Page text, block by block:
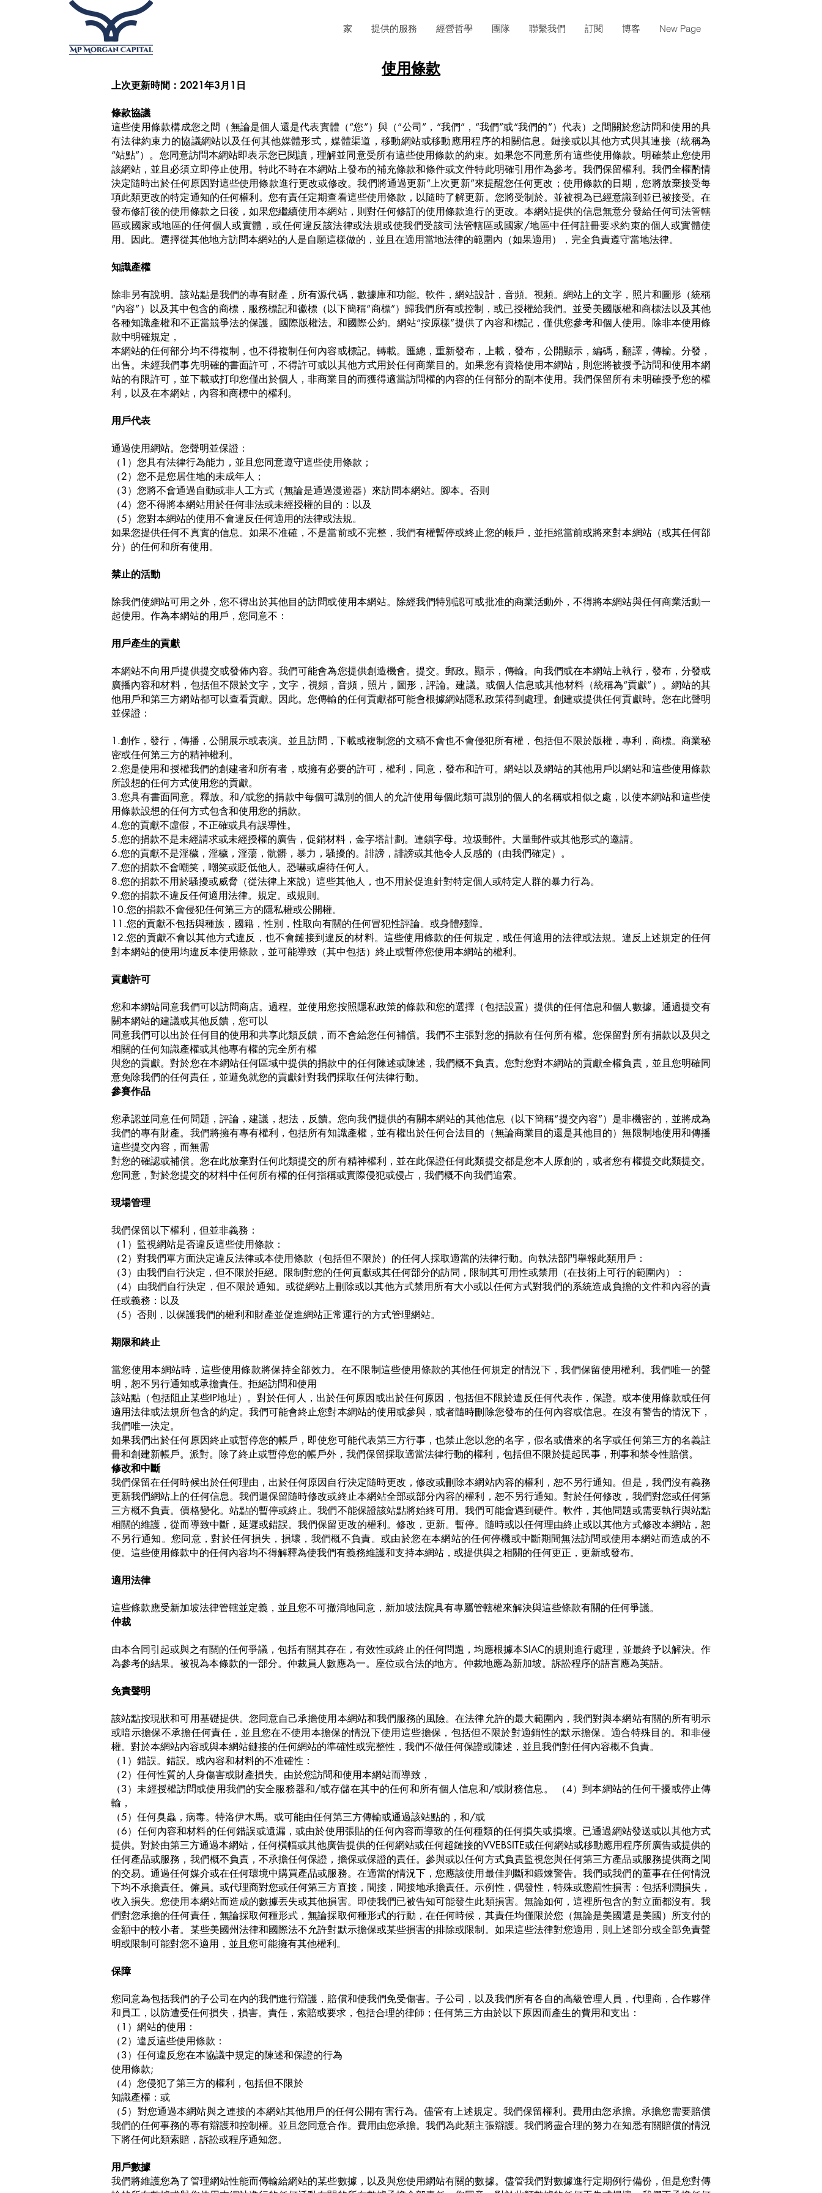
家 提供的服務 經營哲學 團隊 聯繫我們 訂閱 博客 New Page
使用條款
上次更新時間：2021年3月1日
條款協議
這些使用條款構成您之間（無論是個人還是代表實體（“您”）與（“公司”，“我們”，“我們”或“我們的”）代表）之間關於您訪問和使用的具
有法律約束力的協議網站以及任何其他媒體形式，媒體渠道，移動網站或移動應用程序的相關信息。鏈接或以其他方式與其連接（統稱為
“站點”）。您同意訪問本網站即表示您已閱讀，理解並同意受所有這些使用條款的約束。如果您不同意所有這些使用條款。明確禁止您使用
該網站，並且必須立即停止使用。特此不時在本網站上發布的補充條款和條件或文件特此明確引用作為參考。我們保留權利。我們全權酌情
決定隨時出於任何原因對這些使用條款進行更改或修改。我們將通過更新“上次更新”來提醒您任何更改；使用條款的日期，您將放棄接受每
項此類更改的特定通知的任何權利。您有責任定期查看這些使用條款，以隨時了解更新。您將受制於。並被視為已經意識到並已被接受。在
發布修訂後的使用條款之日後，如果您繼續使用本網站，則對任何修訂的使用條款進行的更改。本網站提供的信息無意分發給任何司法管轄
區或國家或地區的任何個人或實體，或任何違反該法律或法規或使我們受該司法管轄區或國家/地區中任何註冊要求約束的個人或實體使
用。因此。選擇從其他地方訪問本網站的人是自願這樣做的，並且在適用當地法律的範圍內（如果適用），完全負責遵守當地法律。
知識產權
除非另有說明。該站點是我們的專有財產，所有源代碼，數據庫和功能。軟件，網站設計，音頻。視頻。網站上的文字，照片和圖形（統稱
“內容”）以及其中包含的商標，服務標記和徽標（以下簡稱“商標”）歸我們所有或控制，或已授權給我們。並受美國版權和商標法以及其他
各種知識產權和不正當競爭法的保護。國際版權法。和國際公約。網站“按原樣”提供了內容和標記，僅供您參考和個人使用。除非本使用條
款中明確規定，
本網站的任何部分均不得複制，也不得複制任何內容或標記。轉載。匯總，重新發布，上載，發布，公開顯示，編碼，翻譯，傳輸。分發，
出售。未經我們事先明確的書面許可，不得許可或以其他方式用於任何商業目的。如果您有資格使用本網站，則您將被授予訪問和使用本網
站的有限許可，並下載或打印您僅出於個人，非商業目的而獲得適當訪問權的內容的任何部分的副本使用。我們保留所有未明確授予您的權
利，以及在本網站，內容和商標中的權利。
用戶代表
通過使用網站。您聲明並保證：
（1）您具有法律行為能力，並且您同意遵守這些使用條款；
（2）您不是您居住地的未成年人；
（3）您將不會通過自動或非人工方式（無論是通過漫遊器）來訪問本網站。腳本。否則
（4）您不得將本網站用於任何非法或未經授權的目的：以及
（5）您對本網站的使用不會違反任何適用的法律或法規。
如果您提供任何不真實的信息。如果不准確，不是當前或不完整，我們有權暫停或終止您的帳戶，並拒絕當前或將來對本網站（或其任何部
分）的任何和所有使用。
禁止的活動
除我們使網站可用之外，您不得出於其他目的訪問或使用本網站。除經我們特別認可或批准的商業活動外，不得將本網站與任何商業活動一
起使用。作為本網站的用戶，您同意不：
用戶產生的貢獻
本網站不向用戶提供提交或發佈內容。我們可能會為您提供創造機會。提交。郵政。顯示，傳輸。向我們或在本網站上執行，發布，分發或
廣播內容和材料，包括但不限於文字，文字，視頻，音頻，照片，圖形，評論。建議。或個人信息或其他材料（統稱為“貢獻”）。 網站的其
他用戶和第三方網站都可以查看貢獻。 因此。您傳輸的任何貢獻都可能會根據網站隱私政策得到處理。創建或提供任何貢獻時。您在此聲明
並保證：
1.創作，發行，傳播，公開展示或表演。並且訪問，下載或複制您的文稿不會也不會侵犯所有權，包括但不限於版權，專利，商標。商業秘
密或任何第三方的精神權利。
2.您是使用和授權我們的創建者和所有者，或擁有必要的許可，權利，同意，發布和許可。網站以及網站的其他用戶以網站和這些使用條款
所設想的任何方式使用您的貢獻。
3.您具有書面同意。釋放。和/或您的捐款中每個可識別的個人的允許使用每個此類可識別的個人的名稱或相似之處，以使本網站和這些使
用條款設想的任何方式包含和使用您的捐款。
4.您的貢獻不虛假，不正確或具有誤導性。
5.您的捐款不是未經請求或未經授權的廣告，促銷材料，金字塔計劃。連鎖字母。垃圾郵件。大量郵件或其他形式的邀請。
6.您的貢獻不是淫穢，淫穢，淫蕩，骯髒，暴力，騷擾的。誹謗，誹謗或其他令人反感的（由我們確定）。
7.您的捐款不會嘲笑，嘲笑或貶低他人。恐嚇或虐待任何人。
8.您的捐款不用於騷擾或威脅（從法律上來說）這些其他人，也不用於促進針對特定個人或特定人群的暴力行為。
9.您的捐款不違反任何適用法律。規定。或規則。
10.您的捐款不會侵犯任何第三方的隱私權或公開權。
11.您的貢獻不包括與種族，國籍，性別，性取向有關的任何冒犯性評論。或身體殘障。
12.您的貢獻不會以其他方式違反，也不會鏈接到違反的材料。這些使用條款的任何規定，或任何適用的法律或法規。違反上述規定的任何
對本網站的使用均違反本使用條款，並可能導致（其中包括）終止或暫停您使用本網站的權利。
貢獻許可
您和本網站同意我們可以訪問商店。過程。並使用您按照隱私政策的條款和您的選擇（包括設置）提供的任何信息和個人數據。通過提交有
關本網站的建議或其他反饋，您可以
同意我們可以出於任何目的使用和共享此類反饋，而不會給您任何補償。我們不主張對您的捐款有任何所有權。您保留對所有捐款以及與之
相關的任何知識產權或其他專有權的完全所有權
與您的貢獻。對於您在本網站任何區域中提供的捐款中的任何陳述或陳述，我們概不負責。您對您對本網站的貢獻全權負責，並且您明確同
意免除我們的任何責任，並避免就您的貢獻針對我們採取任何法律行動。
參賽作品
您承認並同意任何問題，評論，建議，想法，反饋。您向我們提供的有關本網站的其他信息（以下簡稱“提交內容”）是非機密的，並將成為
我們的專有財產。我們將擁有專有權利，包括所有知識產權，並有權出於任何合法目的（無論商業目的還是其他目的）無限制地使用和傳播
這些提交內容，而無需
對您的確認或補償。您在此放棄對任何此類提交的所有精神權利，並在此保證任何此類提交都是您本人原創的，或者您有權提交此類提交。
您同意，對於您提交的材料中任何所有權的任何指稱或實際侵犯或侵占，我們概不向我們追索。
現場管理
我們保留以下權利，但並非義務：
（1）監視網站是否違反這些使用條款：
（2）對我們單方面決定違反法律或本使用條款（包括但不限於）的任何人採取適當的法律行動。向執法部門舉報此類用戶：
（3）由我們自行決定，但不限於拒絕。限制對您的任何貢獻或其任何部分的訪問，限制其可用性或禁用（在技術上可行的範圍內）：
（4）由我們自行決定，但不限於通知。或從網站上刪除或以其他方式禁用所有大小或以任何方式對我們的系統造成負擔的文件和內容的責
任或義務：以及
（5）否則，以保護我們的權利和財產並促進網站正常運行的方式管理網站。
期限和終止
當您使用本網站時，這些使用條款將保持全部效力。在不限制這些使用條款的其他任何規定的情況下，我們保留使用權利。我們唯一的聲
明，恕不另行通知或承擔責任。拒絕訪問和使用
該站點（包括阻止某些IP地址）。對於任何人，出於任何原因或出於任何原因，包括但不限於違反任何代表作，保證。或本使用條款或任何
適用法律或法規所包含的約定。我們可能會終止您對本網站的使用或參與，或者隨時刪除您發布的任何內容或信息。在沒有警告的情況下，
我們唯一決定。
如果我們出於任何原因終止或暫停您的帳戶，即使您可能代表第三方行事，也禁止您以您的名字，假名或借來的名字或任何第三方的名義註
冊和創建新帳戶。派對。除了終止或暫停您的帳戶外，我們保留採取適當法律行動的權利，包括但不限於提起民事，刑事和禁令性賠償。
修改和中斷
我們保留在任何時候出於任何理由，出於任何原因自行決定隨時更改，修改或刪除本網站內容的權利，恕不另行通知。但是，我們沒有義務
更新我們網站上的任何信息。我們還保留隨時修改或終止本網站全部或部分內容的權利，恕不另行通知。對於任何修改，我們對您或任何第
三方概不負責。價格變化。站點的暫停或終止。我們不能保證該站點將始終可用。我們可能會遇到硬件。軟件，其他問題或需要執行與站點
相關的維護，從而導致中斷，延遲或錯誤。我們保留更改的權利。修改，更新。暫停。隨時或以任何理由終止或以其他方式修改本網站，恕
不另行通知。您同意，對於任何損失，損壞，我們概不負責。或由於您在本網站的任何停機或中斷期間無法訪問或使用本網站而造成的不
便。這些使用條款中的任何內容均不得解釋為使我們有義務維護和支持本網站，或提供與之相關的任何更正，更新或發布。
適用法律
這些條款應受新加坡法律管轄並定義，並且您不可撤消地同意，新加坡法院具有專屬管轄權來解決與這些條款有關的任何爭議。
仲裁
由本合同引起或與之有關的任何爭議，包括有關其存在，有效性或終止的任何問題，均應根據本SIAC的規則進行處理，並最終予以解決。作
為參考的結果。被視為本條款的一部分。仲裁員人數應為一。座位或合法的地方。仲裁地應為新加坡。訴訟程序的語言應為英語。
免責聲明
該站點按現狀和可用基礎提供。您同意自己承擔使用本網站和我們服務的風險。在法律允許的最大範圍內，我們對與本網站有關的所有明示
或暗示擔保不承擔任何責任，並且您在不使用本擔保的情況下使用這些擔保，包括但不限於對適銷性的默示擔保。適合特殊目的。和非侵
權。對於本網站內容或與本網站鏈接的任何網站的準確性或完整性，我們不做任何保證或陳述，並且我們對任何內容概不負責。
（1）錯誤。錯誤。或內容和材料的不准確性：
（2）任何性質的人身傷害或財產損失。由於您訪問和使用本網站而導致，
（3）未經授權訪問或使用我們的安全服務器和/或存儲在其中的任何和所有個人信息和/或財務信息。 （4）到本網站的任何干擾或停止傳
輸，
（5）任何臭蟲，病毒。特洛伊木馬。或可能由任何第三方傳輸或通過該站點的，和/或
（6）任何內容和材料的任何錯誤或遺漏，或由於使用張貼的任何內容而導致的任何種類的任何損失或損壞。已通過網站發送或以其他方式
提供。對於由第三方通過本網站，任何橫幅或其他廣告提供的任何網站或任何超鏈接的VVEBSITE或任何網站或移動應用程序所廣告或提供的
任何產品或服務，我們概不負責，不承擔任何保證，擔保或保證的責任。參與或以任何方式負責監視您與任何第三方產品或服務提供商之間
的交易。通過任何媒介或在任何環境中購買產品或服務。在適當的情況下，您應該使用最佳判斷和鍛煉警告。我們或我們的董事在任何情況
下均不承擔責任。僱員。或代理商對您或任何第三方直接，間接，間接地承擔責任。示例性，偶發性，特殊或懲罰性損害：包括利潤損失，
收入損失。您使用本網站而造成的數據丟失或其他損害。即使我們已被告知可能發生此類損害。無論如何，這裡所包含的對立面都沒有。我
們對您承擔的任何責任，無論採取何種形式，無論採取何種形式的行動，在任何時候，其責任均僅限於您（無論是美國還是美國）所支付的
金額中的較小者。某些美國州法律和國際法不允許對默示擔保或某些損害的排除或限制。如果這些法律對您適用，則上述部分或全部免責聲
明或限制可能對您不適用，並且您可能擁有其他權利。
保障
您同意為包括我們的子公司在內的我們進行辯護，賠償和使我們免受傷害。子公司，以及我們所有各自的高級管理人員，代理商，合作夥伴
和員工，以防遭受任何損失，損害。責任，索賠或要求，包括合理的律師；任何第三方由於以下原因而產生的費用和支出：
（1）網站的使用：
（2）違反這些使用條款：
（3）任何違反您在本協議中規定的陳述和保證的行為
使用條款;
（4）您侵犯了第三方的權利，包括但不限於
知識產權：或
（5）對您通過本網站與之連接的本網站其他用戶的任何公開有害行為。儘管有上述規定。我們保留權利。費用由您承擔。承擔您需要賠償
我們的任何事務的專有辯護和控制權。並且您同意合作。費用由您承擔。我們為此類主張辯護。我們將盡合理的努力在知悉有關賠償的情況
下將任何此類索賠，訴訟或程序通知您。
用戶數據
我們將維護您為了管理網站性能而傳輸給網站的某些數據，以及與您使用網站有關的數據。儘管我們對數據進行定期例行備份，但是您對傳